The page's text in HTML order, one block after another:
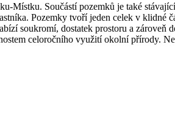
Místku. Součástí pozemků je také
Pozemky tvoří jeden celek v klidné
soukromí, dostatek prostoru a
celoročního využití okolní přírody.